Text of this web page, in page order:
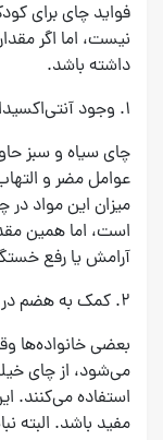
فواید چای برای
نیست، اما اگر
داشته باشد.
۱. وجود آنتی‌اکسیدان‌های ملایم
چای سیاه و سبز
عوامل مضر و
میزان این مواد
است، اما همین
آرامش یا رفع
۲. کمک به هضم در شرایط خاص
بعضی خانواده‌ها
می‌شود، از چای
استفاده می‌کنند.
مفید باشد. البته